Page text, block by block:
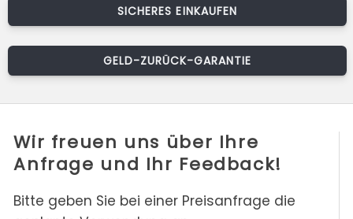
SICHERES EINKAUFEN
GELD-ZURÜCK-GARANTIE
Wir freuen uns über Ihre
Anfrage und Ihr Feedback!
Bitte geben Sie bei einer Preisanfrage die